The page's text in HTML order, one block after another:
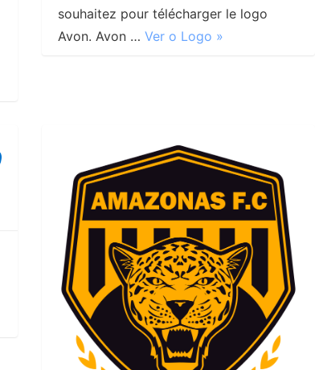
souhaitez pour télécharger le logo
Avon. Avon … Ver o Logo »